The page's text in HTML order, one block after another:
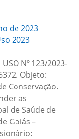
de 2023
2023
USO Nº 123/2023-
Objeto:
Conservação.
as
de Saúde de
Goiás –